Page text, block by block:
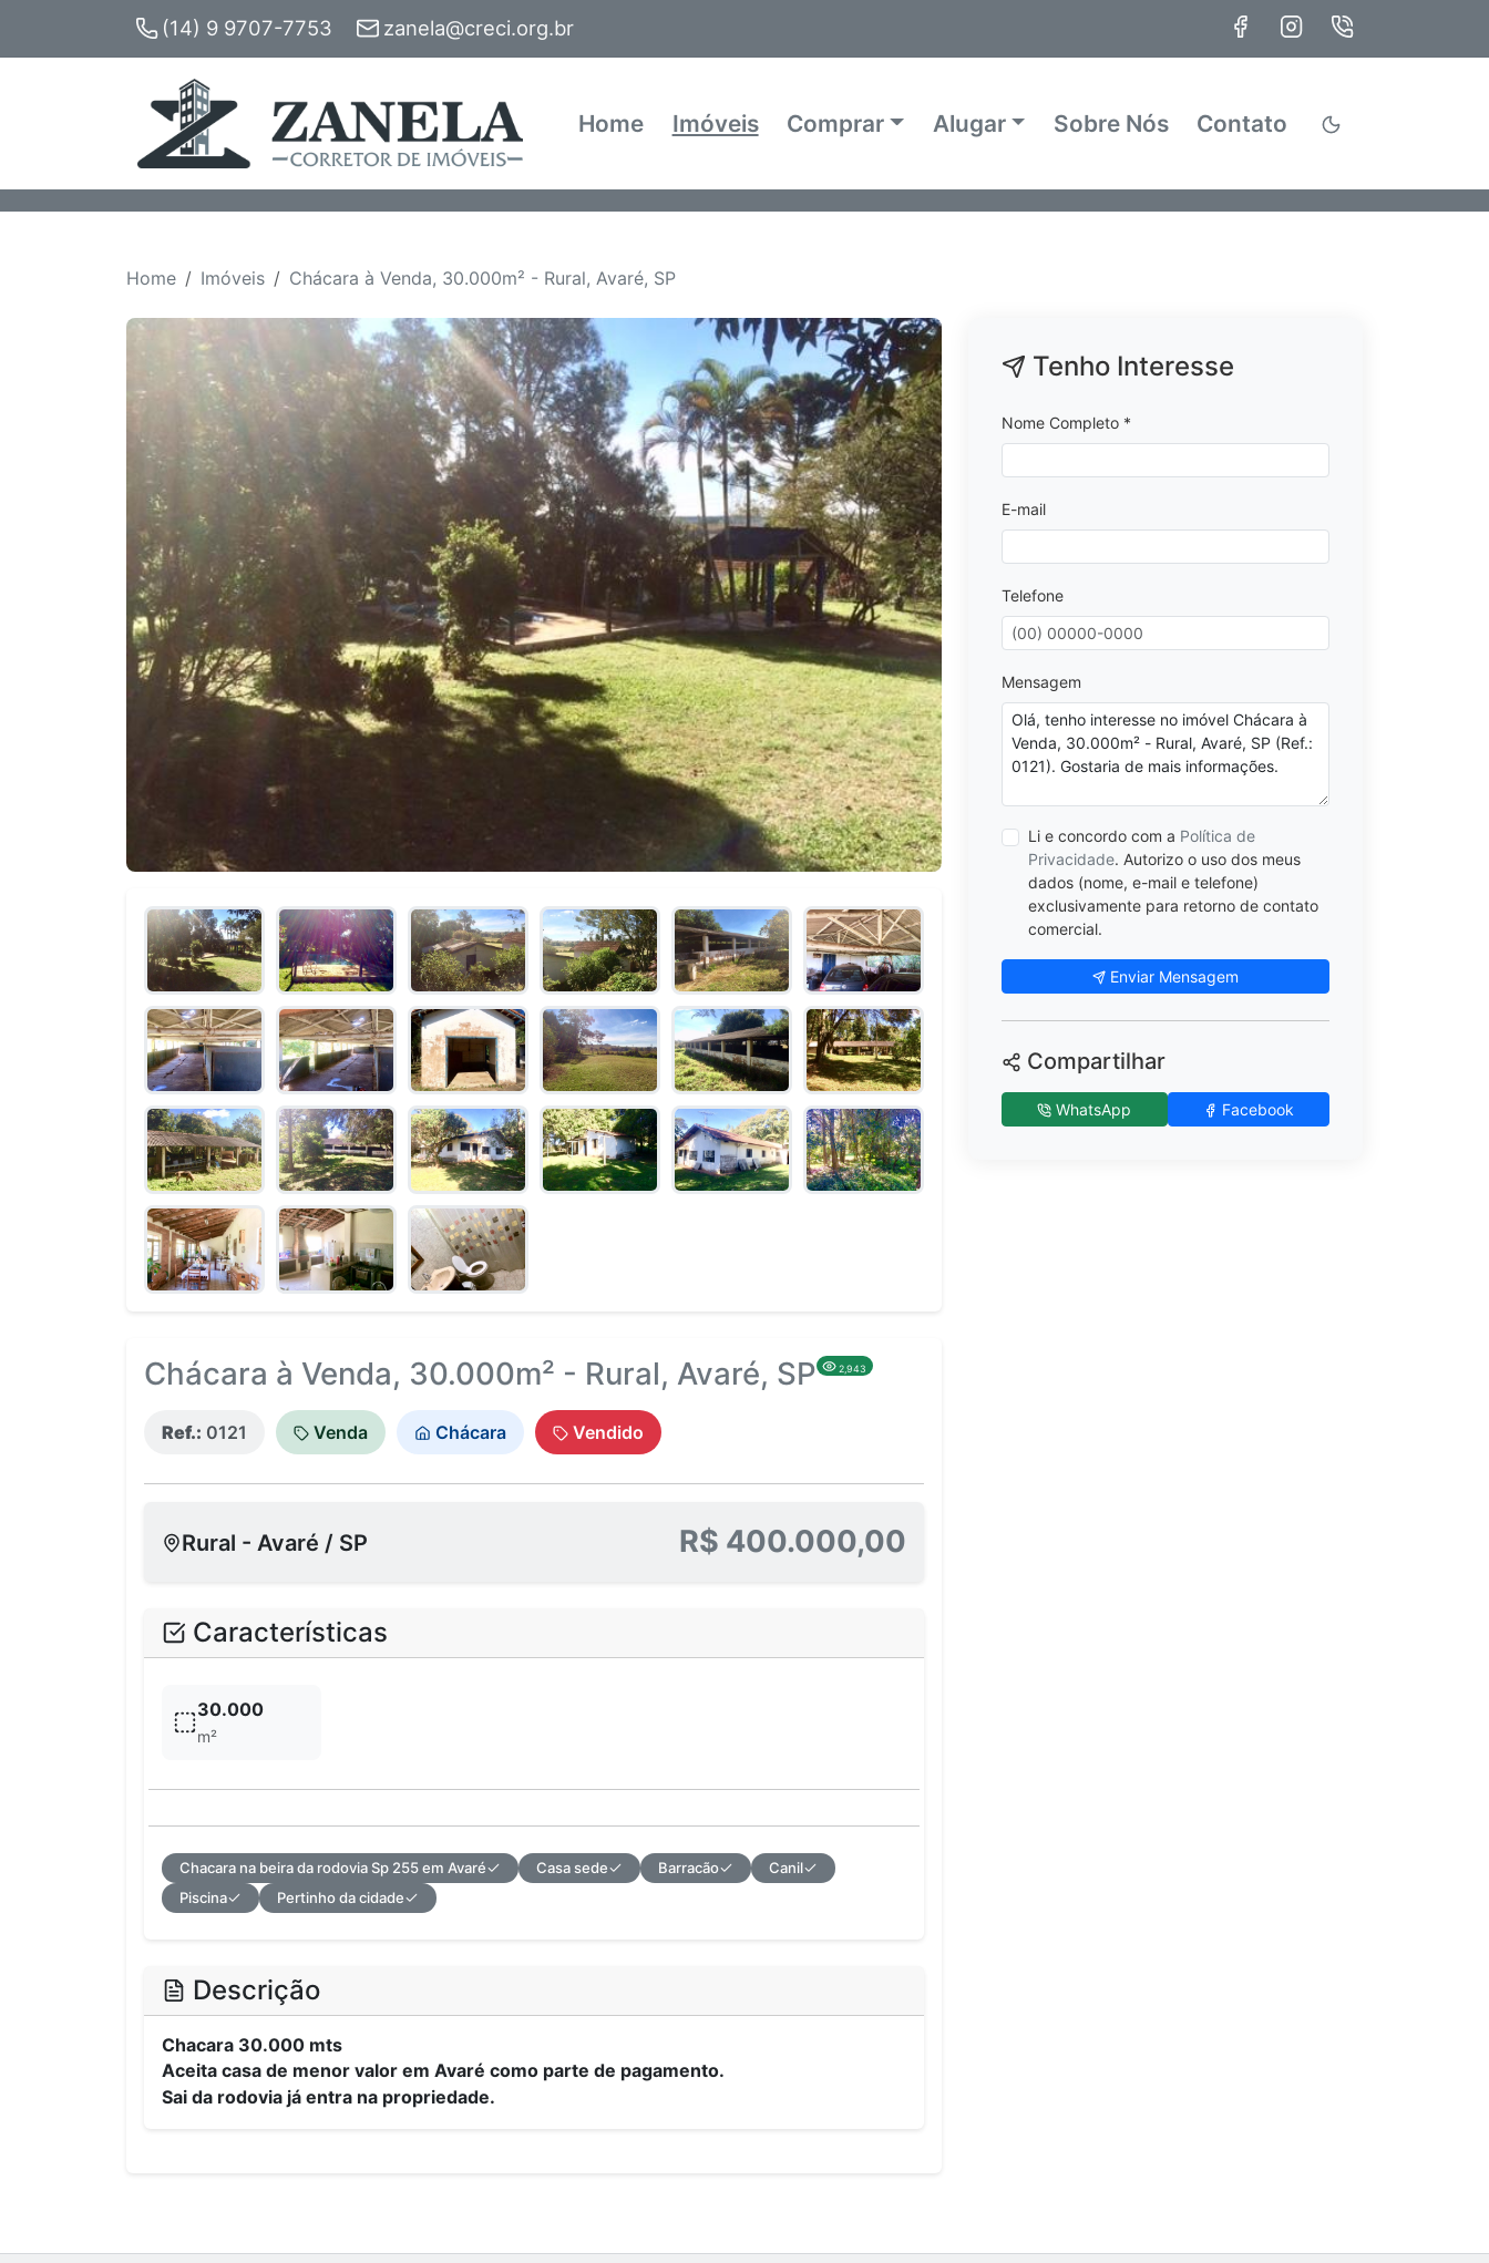
(14) 9 9707-7753 zanela@creci.org.br
Home Imóveis Comprar Alugar Sobre Nós Contato
Home Imóveis Chácara à Venda, 30.000m² - Rural, Avaré, SP
Chácara à Venda, 30.000m² - Rural, Avaré, SP 2,943
Ref.: 0121 Venda Chácara Vendido
Rural - Avaré / SP R$ 400.000,00
Características
30.000
m²
Chacara na beira da rodovia Sp 255 em Avaré Casa sede Barracão
Canil
Piscina
Pertinho da cidade
Descrição
Chacara 30.000 mts
Aceita casa de menor valor em Avaré como parte de pagamento.
Sai da rodovia já entra na propriedade.
Tenho Interesse
Nome Completo *
E-mail
Telefone
Mensagem
Li e concordo com a Política de
Privacidade. Autorizo o uso dos meus
dados (nome, e-mail e telefone)
exclusivamente para retorno de contato
comercial.
Enviar Mensagem
Compartilhar
WhatsApp Facebook